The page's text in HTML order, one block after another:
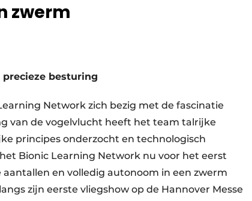
zwerm
besturing
Network zich bezig met de fascinatie
van de vogelvlucht heeft het team talrijke
principes onderzocht en technologisch
Bionic Learning Network nu voor het eerst
en volledig autonoom in een zwerm
zijn eerste vliegshow op de Hannover Messe